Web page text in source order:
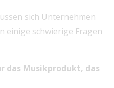
sich Unternehmen
einige schwierige Fragen
das Musikprodukt, das